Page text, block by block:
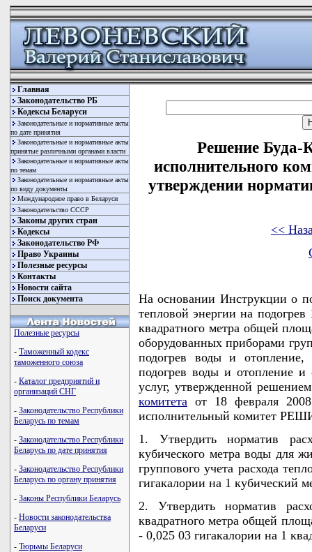
Главная
Законодательство РБ
Кодексы Беларуси
Законодательные и нормативные акты
по дате принятия
Законодательные и нормативные акты
принятые различными органами власти
Законодательные и нормативные акты
по темам
Законодательные и нормативные акты
по виду документы
Международное право в Беларуси
Законодательство СССР
Законы других стран
Кодексы
Законодательство РФ
Право Украины
Полезные ресурсы
Контакты
Новости сайта
Поиск документа
Полезные ресурсы
- Таможенный кодекс
таможенного союза
- Каталог предприятий и
организаций СНГ
- Законодательство Республики
Беларусь по темам
- Законодательство Республики
Беларусь по дате принятия
- Законодательство Республики
Беларусь по органу принятия
- Законы Республики Беларусь
- Новости законодательства
Беларуси
- Тюрьмы Беларуси
Решение Буда-
исполнительного
утверждении
<<
На основании Инструкции о
тепловой энергии на
квадратного метра общей
оборудованных приборами
подогрев воды и отопление,
подогрев воды и отопление и
услуг, утвержденной
комитета от 18 февраля
исполнительный комитет
1. Утвердить норматив
кубического метра воды для
группового учета расхода
гигакалории на 1 кубический
2. Утвердить норматив
квадратного метра общей
- 0,025 03 гигакалории на 1